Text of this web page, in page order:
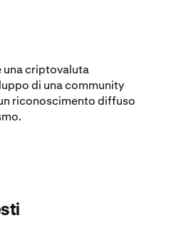
una criptovaluta
di una community
riconoscimento diffuso